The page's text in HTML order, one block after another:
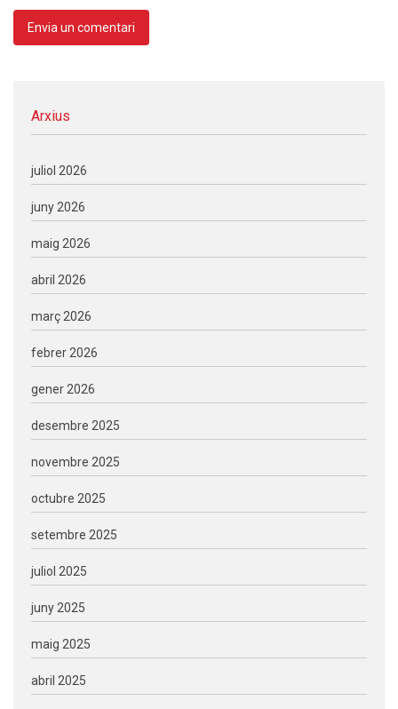
Arxius
juliol 2026
juny 2026
maig 2026
abril 2026
març 2026
febrer 2026
gener 2026
desembre 2025
novembre 2025
octubre 2025
setembre 2025
juliol 2025
juny 2025
maig 2025
abril 2025